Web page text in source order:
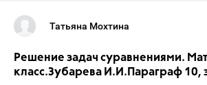
Татьяна Мохтина
Решение задач суравнениями.
класс.Зубарева И.И.Параграф 10,